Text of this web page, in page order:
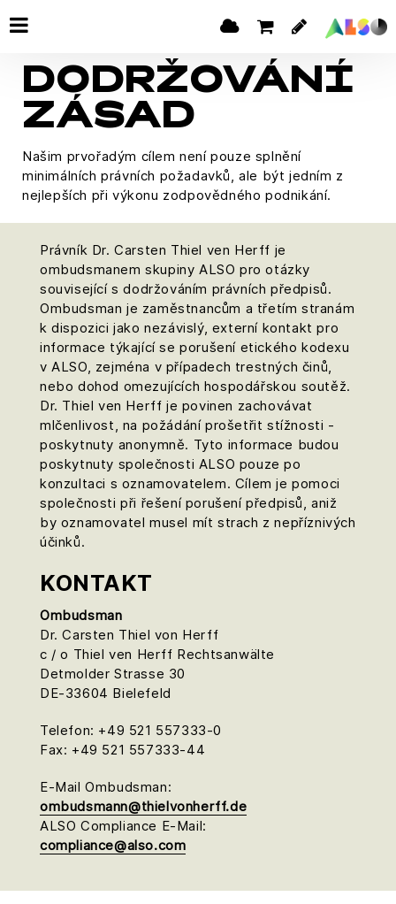
DODRŽOVÁNÍ
ZÁSAD
Našim prvořadým cílem není pouze splnění
minimálních právních požadavků, ale být jedním z
nejlepších při výkonu zodpovědného podnikání.
Právník Dr. Carsten Thiel ven Herff je
ombudsmanem skupiny ALSO pro otázky
související s dodržováním právních předpisů.
Ombudsman je zaměstnancům a třetím stranám
k dispozici jako nezávislý, externí kontakt pro
informace týkající se porušení etického kodexu
v ALSO, zejména v případech trestných činů,
nebo dohod omezujících hospodářskou soutěž.
Dr. Thiel ven Herff je povinen zachovávat
mlčenlivost, na požádání prošetřit stížnosti -
poskytnuty anonymně. Tyto informace budou
poskytnuty společnosti ALSO pouze po
konzultaci s oznamovatelem. Cílem je pomoci
společnosti při řešení porušení předpisů, aniž
by oznamovatel musel mít strach z nepříznivých
účinků.
KONTAKT
Ombudsman
Dr. Carsten Thiel von Herff
c / o Thiel ven Herff Rechtsanwälte
Detmolder Strasse 30
DE-33604 Bielefeld
Telefon: +49 521 557333-0
Fax: +49 521 557333-44
E-Mail Ombudsman:
ombudsmann@thielvonherff.de
ALSO Compliance E-Mail:
compliance@also.com